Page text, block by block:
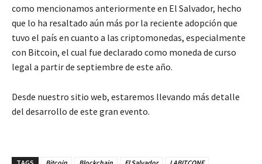
como mencionamos anteriormente en El Salvador, hecho
que lo ha resaltado aún más por la reciente adopción que
tuvo el país en cuanto a las criptomonedas, especialmente
con Bitcoin, el cual fue declarado como moneda de curso
legal a partir de septiembre de este año.
Desde nuestro sitio web, estaremos llevando más detalle
del desarrollo de este gran evento.